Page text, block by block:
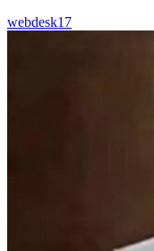
webdesk17